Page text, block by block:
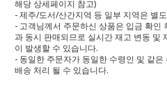
해당 상세페이지 참고)
- 제주/도서/산간지역 등 일부 지역은 별
- 고객님께서 주문하신 상품은 입금 확인
과 동시 판매되므로 실시간 재고 변동 및
이 발생할 수 있습니다.
- 동일한 주문자가 동일한 수령인 및 같
배송 처리 될 수 있습니다.